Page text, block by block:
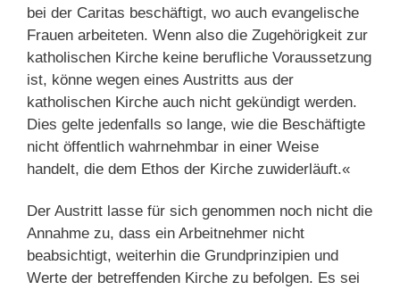
bei der Caritas beschäftigt, wo auch evangelische
Frauen arbeiteten. Wenn also die Zugehörigkeit zur
katholischen Kirche keine berufliche Voraussetzung
ist, könne wegen eines Austritts aus der
katholischen Kirche auch nicht gekündigt werden.
Dies gelte jedenfalls so lange, wie die Beschäftigte
nicht öffentlich wahrnehmbar in einer Weise
handelt, die dem Ethos der Kirche zuwiderläuft.«
Der Austritt lasse für sich genommen noch nicht die
Annahme zu, dass ein Arbeitnehmer nicht
beabsichtigt, weiterhin die Grundprinzipien und
Werte der betreffenden Kirche zu befolgen. Es sei